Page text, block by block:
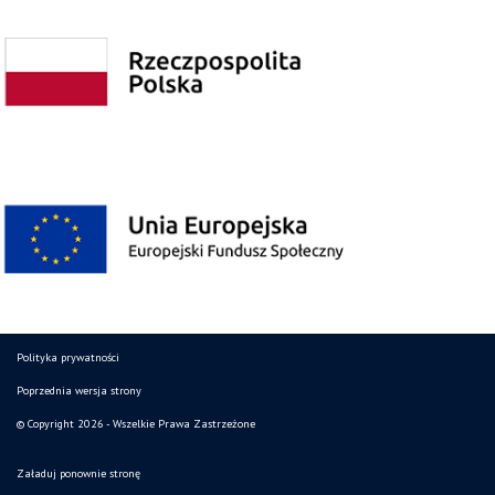
Polityka prywatności
Poprzednia wersja strony
© Copyright 2026 - Wszelkie Prawa Zastrzeżone
Załaduj ponownie stronę